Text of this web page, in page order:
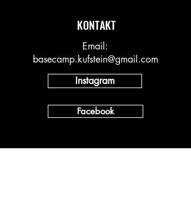
KONTAKT
Email:
basecamp.kufstein@gmail.com
Instagram
Facebook